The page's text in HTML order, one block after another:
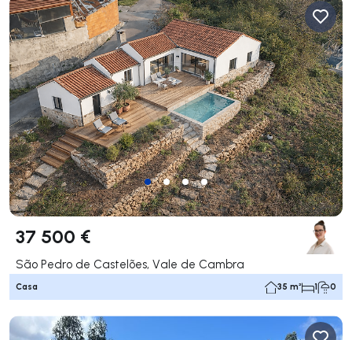
37 500 €
São Pedro de Castelões, Vale de Cambra
Casa 35 m² 1 0